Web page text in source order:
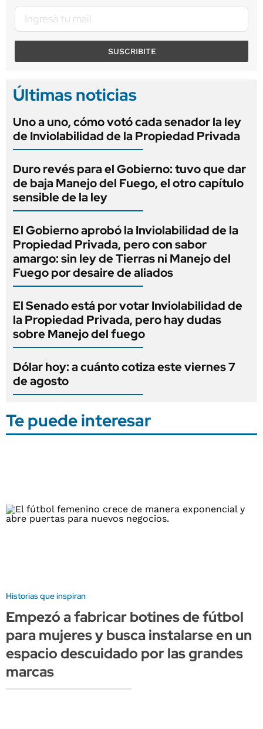
SUSCRIBITE
Últimas noticias
Uno a uno, cómo votó cada senador la ley
de Inviolabilidad de la Propiedad Privada
Duro revés para el Gobierno: tuvo que dar
de baja Manejo del Fuego, el otro capítulo
sensible de la ley
El Gobierno aprobó la Inviolabilidad de la
Propiedad Privada, pero con sabor
amargo: sin ley de Tierras ni Manejo del
Fuego por desaire de aliados
El Senado está por votar Inviolabilidad de
la Propiedad Privada, pero hay dudas
sobre Manejo del fuego
Dólar hoy: a cuánto cotiza este viernes 7
de agosto
Te puede interesar
Historias que inspiran
Empezó a fabricar botines de fútbol
para mujeres y busca instalarse en un
espacio descuidado por las grandes
marcas